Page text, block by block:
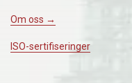
Om oss →
ISO-sertifiseringer